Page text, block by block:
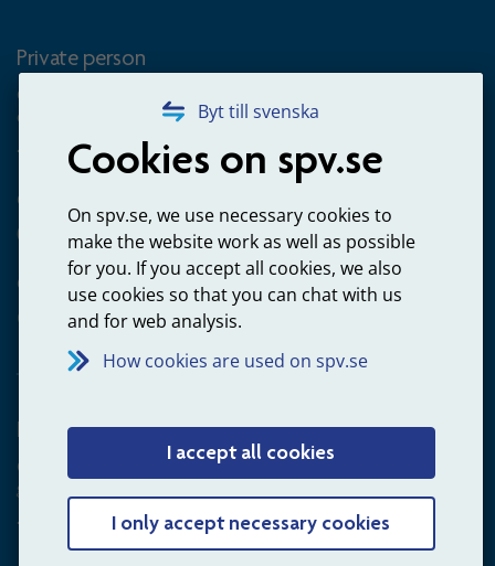
Byt till svenska
Cookies on spv.se
On spv.se, we use necessary cookies to
make the website work as well as possible
for you. If you accept all cookies, we also
use cookies so that you can chat with us
and for web analysis.
How cookies are used on spv.se
I accept all cookies
I only accept necessary cookies
Private person
Questions about occupational pension for goverment
employees
+4660-18 74 00
Questions about payments
020-65 00 65
Other ways to contact us
Contact us
Employer
Questions about administration of occupational pension for
goverment employees
+4660-18 75 03